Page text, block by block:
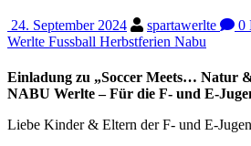
24. September 2024 spartawerlte 0
Werlte Fussball Herbstferien Nabu
Einladung zu „Soccer Meets… Natur
NABU Werlte – Für die F- und E-
Liebe Kinder & Eltern der F- und E-